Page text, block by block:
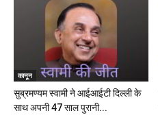
कानून
सुब्रमण्यम स्वामी ने आईआईटी दिल्ली के
साथ अपनी 47 साल पुरानी...